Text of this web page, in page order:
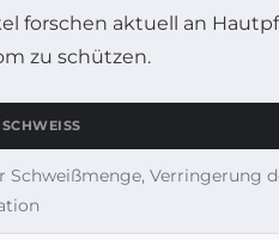
forschen aktuell an
zu schützen.
Schweißmenge, Verringerung